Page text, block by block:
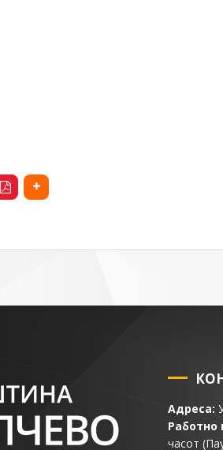
Адреса:
Работно
часот